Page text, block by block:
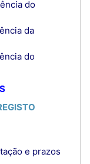
do
da
do
e prazos